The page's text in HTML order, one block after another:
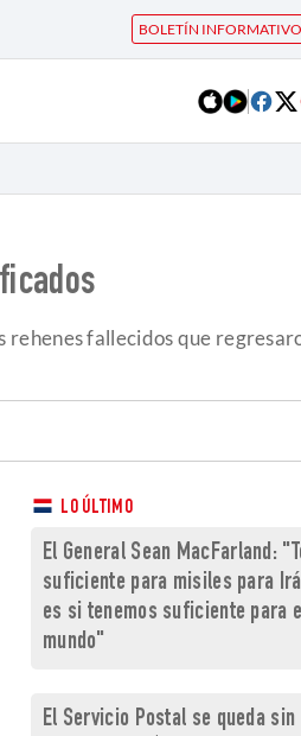
BOLETÍN INFORMATIVO
fallecidos que
LO ÚLTIMO
El General Sean MacFarland:
suficiente para misiles para
es si tenemos suficiente para
mundo"
El Servicio Postal se queda